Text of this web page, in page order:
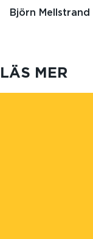
Björn Mellstrand
LÄS MER